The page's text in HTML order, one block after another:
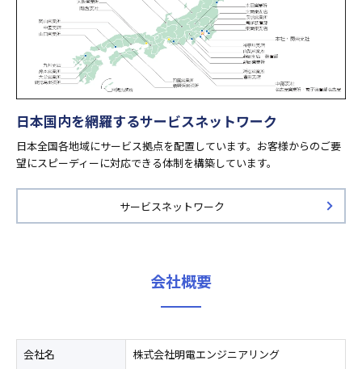
日本国内を網羅するサービスネットワーク
日本全国各地域にサービス拠点を配置しています。お客様からのご要
望にスピーディーに対応できる体制を構築しています。
サービスネットワーク
会社概要
会社名 株式会社明電エンジニアリング